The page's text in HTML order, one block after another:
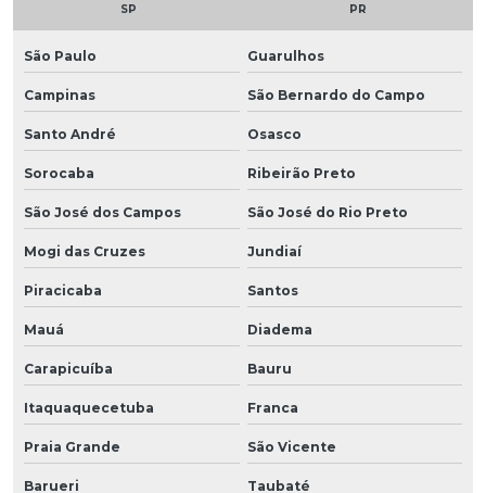
SP PR
São Paulo Guarulhos
Campinas São Bernardo do Campo
Santo André Osasco
Sorocaba Ribeirão Preto
São José dos Campos São José do Rio Preto
Mogi das Cruzes Jundiaí
Piracicaba Santos
Mauá Diadema
Carapicuíba Bauru
Itaquaquecetuba Franca
Praia Grande São Vicente
Barueri Taubaté